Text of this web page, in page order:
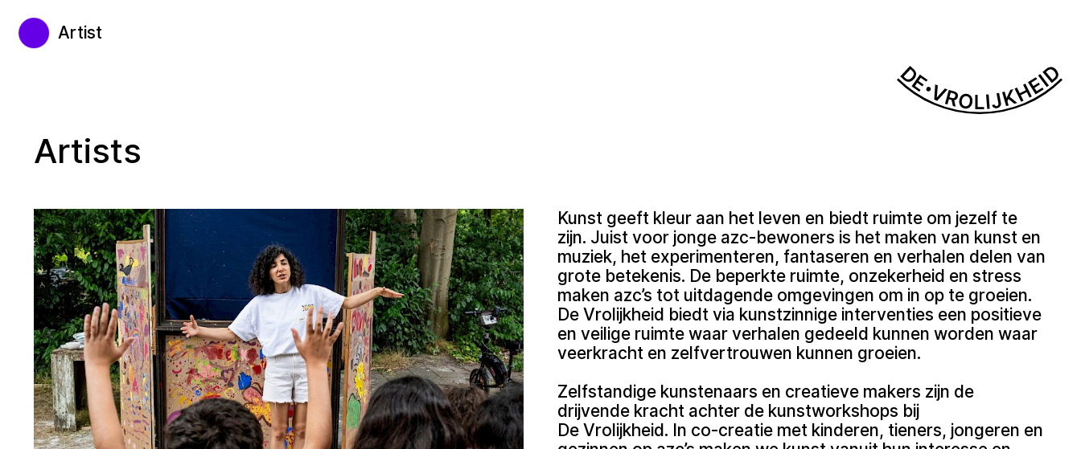
Artist
Artists
Kunst geeft kleur aan het leven en biedt ruimte om jezelf te
zijn. Juist voor jonge azc-bewoners is het maken van kunst en
muziek, het experimenteren, fantaseren en verhalen delen van
grote betekenis. De beperkte ruimte, onzekerheid en stress
maken azc’s tot uitdagende omgevingen om in op te groeien.
De Vrolijkheid biedt via kunstzinnige interventies een positieve
en veilige ruimte waar verhalen gedeeld kunnen worden waar
veerkracht en zelfvertrouwen kunnen groeien.
Zelfstandige kunstenaars en creatieve makers zijn de
drijvende kracht achter de kunstworkshops bij
De Vrolijkheid. In co-creatie met kinderen, tieners, jongeren en